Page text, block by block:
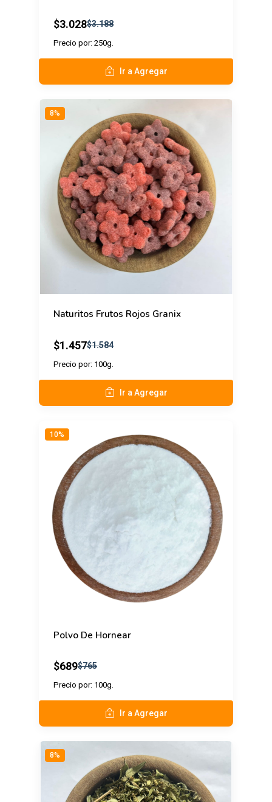
$3.028$3.188
Precio por: 250g.
Ir a Agregar
8%
Naturitos Frutos Rojos Granix
$1.457$1.584
Precio por: 100g.
Ir a Agregar
10%
Polvo De Hornear
$689$765
Precio por: 100g.
Ir a Agregar
8%